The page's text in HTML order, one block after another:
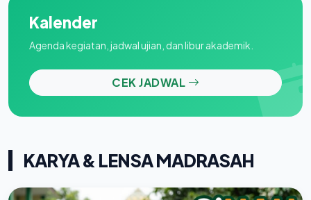
Kalender
Agenda kegiatan, jadwal ujian, dan libur akademik.
CEK JADWAL
KARYA & LENSA MADRASAH